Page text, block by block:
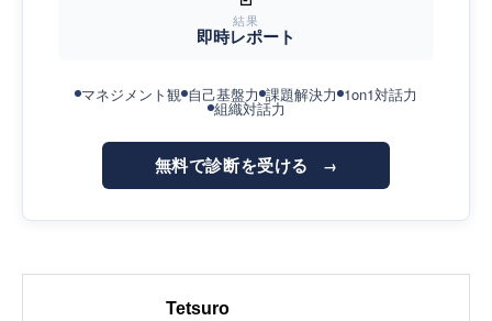
結果
即時レポート
マネジメント観 自己基盤力 課題解決力 1on1対話力
組織対話力
無料で診断を受ける →
Tetsuro